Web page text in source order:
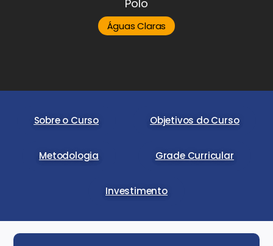
Polo
Águas Claras
Sobre o Curso Objetivos do Curso
Metodologia Grade Curricular
Investimento